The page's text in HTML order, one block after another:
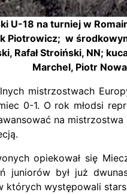
U-18 na turniej w
Piotrowicz; w
Rafał Stroiński, NN;
Marchel, Piotr
mistrzostwach
0-1. O rok młodsi
na
opiekował się
juniorów był już
których występowali